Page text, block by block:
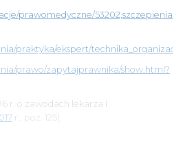
prawomedyczne/53202,szczepienia-
praktyka/ekspert/
prawo/zapytajprawnika/show.html?
r. o zawodach lekarza i
r., poz. 125).